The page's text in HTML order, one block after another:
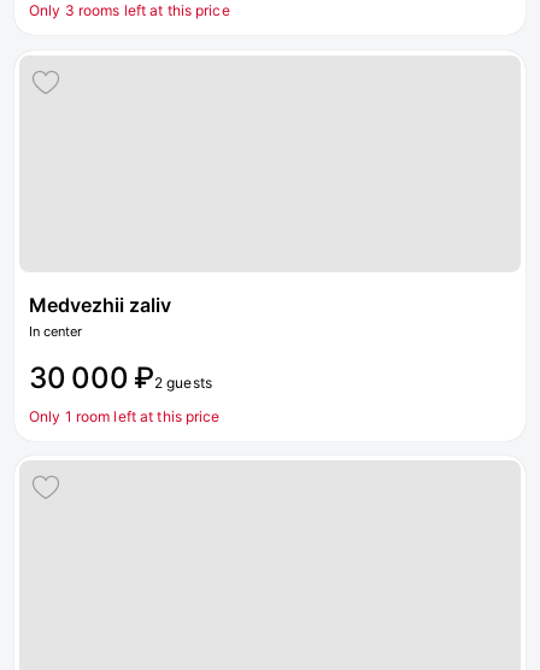
Only 3 rooms left at this price
Medvezhii zaliv
In center
30 000 ₽2 guests
Only 1 room left at this price